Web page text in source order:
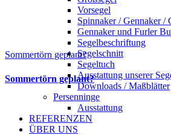
Vorsegel
Spinnaker / Gennaker /
Gennaker und Furler
Segelbeschriftung
Segelschnitt
Segeltuch
Ausstattung unserer
Downloads / Maßblätter
Persenninge
Ausstattung
REFERENZEN
ÜBER UNS
Sommertörn geplant?
Sommertörn geplant?